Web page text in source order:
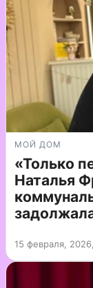
МОЙ ДОМ
«Только
Наталья
15 февраля,